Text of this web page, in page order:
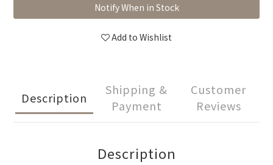
Notify When in Stock
Add to Wishlist
Description
Shipping &
Payment
Customer
Reviews
Description